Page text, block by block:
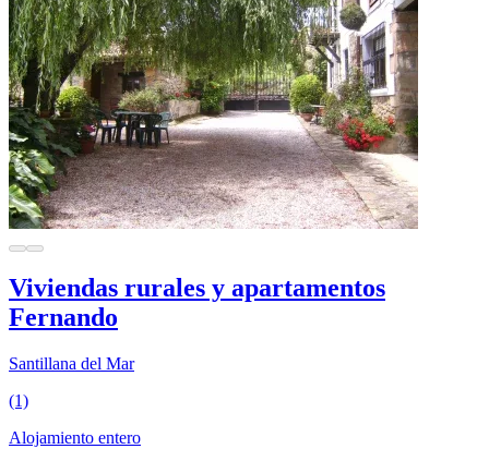
Viviendas rurales y apartamentos
Fernando
Santillana del Mar
(1)
Alojamiento entero